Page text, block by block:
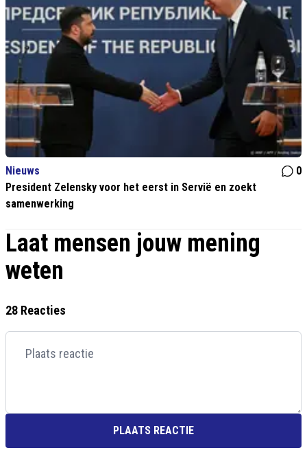
Nieuws
0
President Zelensky voor het eerst in Servië en zoekt
samenwerking
Laat mensen jouw mening
weten
28 Reacties
PLAATS REACTIE